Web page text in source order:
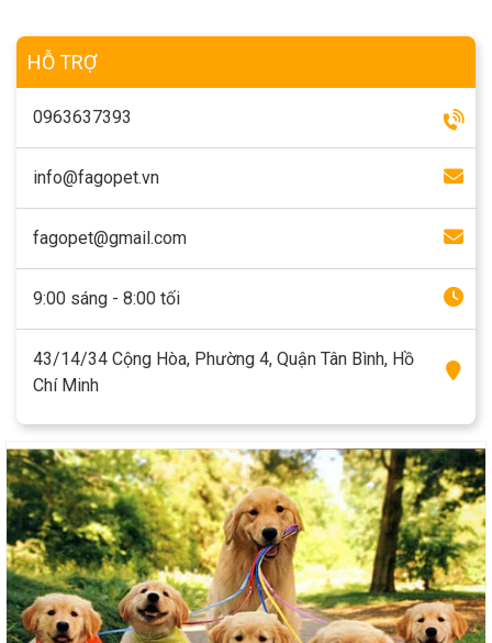
HỖ TRỢ
0963637393
info@fagopet.vn
fagopet@gmail.com
9:00 sáng - 8:00 tối
43/14/34 Cộng Hòa, Phường 4, Quận Tân Bình, Hồ
Chí Minh